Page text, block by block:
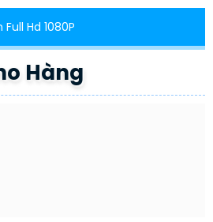
Hd 1080P
Hàng